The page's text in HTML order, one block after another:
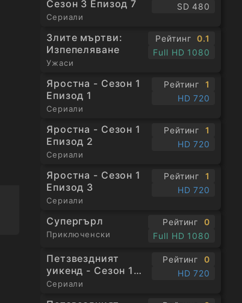
Сезон 3 Епизод 7
Сериали
SD 480
Злите мъртви:
Изпепеляване
Ужаси
Рейтинг
0.1
Full HD 1080
Яростна - Сезон 1
Епизод 1
Сериали
Рейтинг
1
HD 720
Яростна - Сезон 1
Епизод 2
Сериали
Рейтинг
1
HD 720
Яростна - Сезон 1
Епизод 3
Сериали
Рейтинг
1
HD 720
Супергърл
Приключенски
Рейтинг
0
Full HD 1080
Петзвездният
уикенд - Сезон 1
Епизод 1
Сериали
Рейтинг
0
HD 720